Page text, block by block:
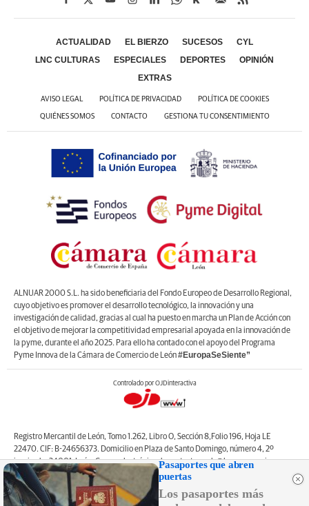
ACTUALIDAD EL BIERZO SUCESOS
CYL
LNC CULTURAS
ESPECIALES DEPORTES
OPINIÓN
EXTRAS
AVISO LEGAL POLÍTICA DE PRIVACIDAD POLÍTICA DE COOKIES
QUIÉNES SOMOS CONTACTO GESTIONA TU CONSENTIMIENTO
ALNUAR 2000 S.L. ha sido beneficiaria del Fondo Europeo de Desarrollo Regional,
cuyo objetivo es promover el desarrollo tecnológico, la innovación y una
investigación de calidad, gracias al cual ha puesto en marcha un Plan de Acción con
el objetivo de mejorar la competitividad empresarial apoyada en la innovación de
la pyme, durante el año 2025. Para ello ha contado con el apoyo del Programa
Pyme Innova de la Cámara de Comercio de León#EuropaSeSiente”
Controlado por OJDinteractiva
Registro Mercantil de León, Tomo 1.262, Libro O, Sección 8,Folio 196, Hoja LE
22470. CIF: B-24656373. Domicilio en Plaza de Santo Domingo, número 4, 2º
izquierda, 24001, León. Correo electrónico de contacto: web@lanuevacronica.com.
Copyright © ALNUAR 2000 S.L. (LA NUEVA CRÓNICA). Incluye contenidos de la
empresa, de empresas del grupo o de terceros.
Pasaportes que abren
puertas
Los pasaportes más